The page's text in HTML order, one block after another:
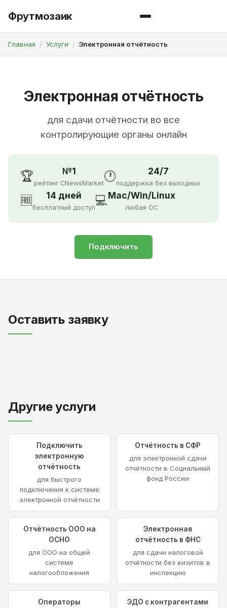
Фрутмозаик
Главная Услуги Электронная отчётность
Электронная отчётность
для сдачи отчётности во все
контролирующие органы онлайн
🏆 №1
рейтинг CNewsMarket🕐 24/7
поддержка без выходных
🆓 14 дней
бесплатный доступ💻Mac/Win/Linux
любая ОС
Подключить
Оставить заявку
Другие услуги
Подключить
электронную
отчётность
для быстрого
подключения к системе
электронной отчётности
Отчётность в СФР
для электронной сдачи
отчётности в Социальный
фонд России
Отчётность ООО на
ОСНО
для ООО на общей
системе
налогообложения
Электронная
отчётность в ФНС
для сдачи налоговой
отчётности без визитов в
инспекцию
Операторы
ЭДО с контрагентами